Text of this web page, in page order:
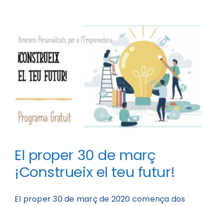
El proper 30 de març
¡Construeix el teu futur!
El proper 30 de març de 2020 comença dos